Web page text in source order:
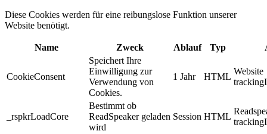
Diese Cookies werden für eine reibungslose Funktion unserer
Website benötigt.
Name Zweck Ablauf Typ
CookieConsent
Speichert Ihre
Einwilligung zur
Verwendung von
Cookies.
1 Jahr HTML
Website
_rspkrLoadCore
Bestimmt ob
ReadSpeaker geladen
wird
Session HTML